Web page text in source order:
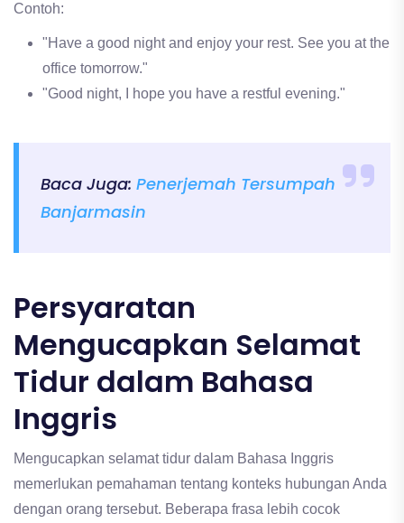
Contoh:
"Have a good night and enjoy your rest. See you at the
office tomorrow."
"Good night, I hope you have a restful evening."
Baca Juga: Penerjemah Tersumpah
Banjarmasin
Persyaratan
Mengucapkan Selamat
Tidur dalam Bahasa
Inggris
Mengucapkan selamat tidur dalam Bahasa Inggris
memerlukan pemahaman tentang konteks hubungan Anda
dengan orang tersebut. Beberapa frasa lebih cocok